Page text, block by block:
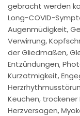
gebracht werden
Long-COVID-
Augenmüdigkeit,
Verwirrung,
der Gliedmaßen,
Entzündungen,
Kurzatmigkeit,
Keuchen, trockener
Herzversagen,